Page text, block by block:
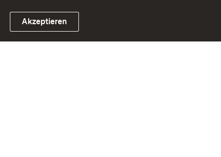
Link zum Landesportal
Akzeptieren